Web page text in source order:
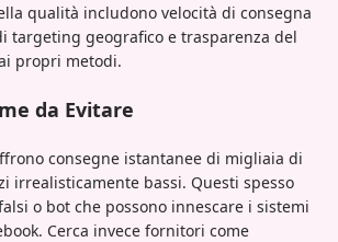
qualità includono velocità di consegna
targeting geografico e trasparenza del
propri metodi.
da Evitare
consegne istantanee di migliaia di
irrealisticamente bassi. Questi spesso
o bot che possono innescare i sistemi
Cerca invece fornitori come